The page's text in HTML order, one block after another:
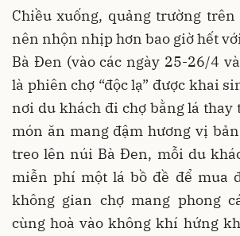
Chiều xuống, quảng trường
nên nhộn nhịp hơn bao giờ hết
Bà Đen (vào các ngày 25-26/4
là phiên chợ “độc lạ” được khai
nơi du khách đi chợ bằng lá thay
món ăn mang đậm hương vị
treo lên núi Bà Đen, mỗi du
miễn phí một lá bồ đề để mua
không gian chợ mang phong
cùng hoà vào không khí hứng